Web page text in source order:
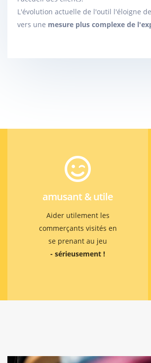
L'évolution actuelle de l'outil l'éloigne
vers une mesure plus complexe de
amusant & utile
Aider utilement les
commerçants visités en
se prenant au jeu
- sérieusement !